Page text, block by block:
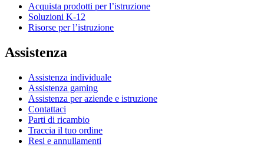
Acquista prodotti per l’istruzione
Soluzioni K-12
Risorse per l’istruzione
Assistenza
Assistenza individuale
Assistenza gaming
Assistenza per aziende e istruzione
Contattaci
Parti di ricambio
Traccia il tuo ordine
Resi e annullamenti